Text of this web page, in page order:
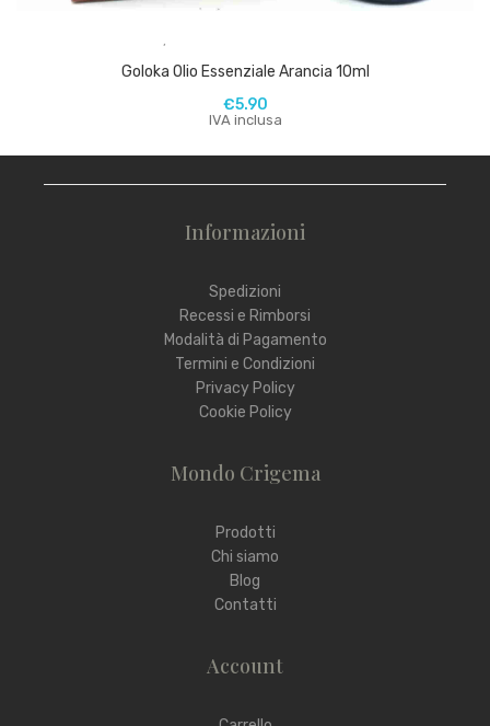
,
Goloka Olio Essenziale Arancia 10ml
€5.90
IVA inclusa
Informazioni
Spedizioni
Recessi e Rimborsi
Modalità di Pagamento
Termini e Condizioni
Privacy Policy
Cookie Policy
Mondo Crigema
Prodotti
Chi siamo
Blog
Contatti
Account